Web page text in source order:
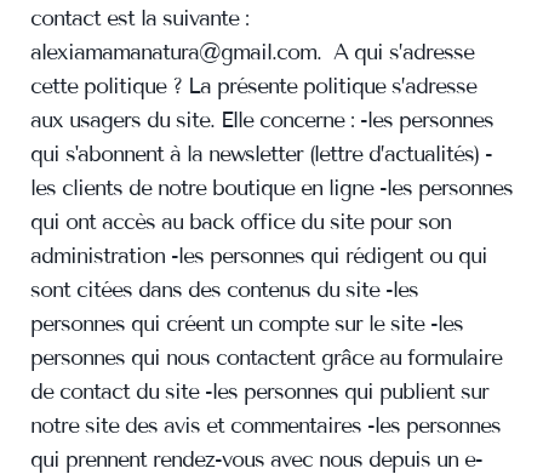
contact est la suivante :
alexiamamanatura@gmail.com. A qui s’adresse
cette politique ? La présente politique s’adresse
aux usagers du site. Elle concerne : -les personnes
qui s'abonnent à la newsletter (lettre d’actualités) -
les clients de notre boutique en ligne -les personnes
qui ont accès au back office du site pour son
administration -les personnes qui rédigent ou qui
sont citées dans des contenus du site -les
personnes qui créent un compte sur le site -les
personnes qui nous contactent grâce au formulaire
de contact du site -les personnes qui publient sur
notre site des avis et commentaires -les personnes
qui prennent rendez-vous avec nous depuis un e-